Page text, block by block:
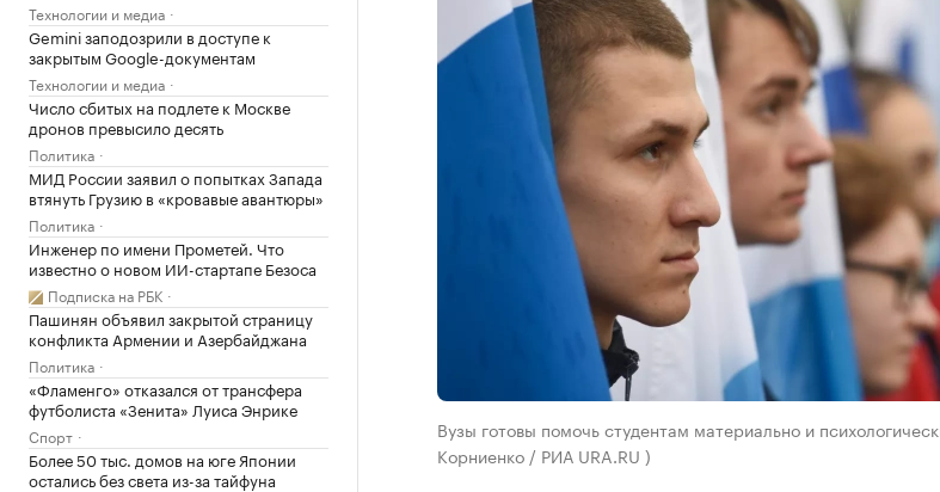
Технологии и медиа
Gemini заподозрили в доступе к
закрытым Google-документам
Технологии и медиа
Число сбитых на подлете к Москве
дронов превысило десять
Политика
МИД России заявил о попытках Запада
втянуть Грузию в «кровавые авантюры»
Политика
Инженер по имени Прометей. Что
известно о новом ИИ-стартапе Безоса
Подписка на РБК
Пашинян объявил закрытой страницу
конфликта Армении и Азербайджана
Политика
«Фламенго» отказался от трансфера
футболиста «Зенита» Луиса Энрике
Спорт
Более 50 тыс. домов на юге Японии
остались без света из-за тайфуна
Вузы готовы помочь студентам материально и
Корниенко / РИА URA.RU )